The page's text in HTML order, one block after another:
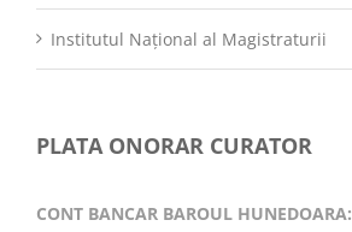
Institutul Național al Magistraturii
PLATA ONORAR CURATOR
CONT BANCAR BAROUL HUNEDOARA: